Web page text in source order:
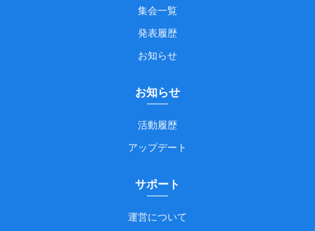
集会一覧
発表履歴
お知らせ
お知らせ
活動履歴
アップデート
サポート
運営について